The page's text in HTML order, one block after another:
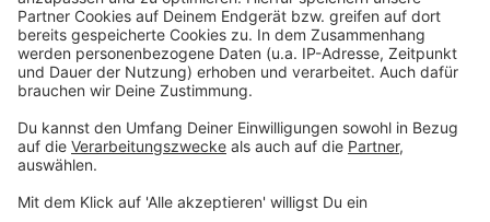
Die ausfühliche Meldung von ImmoScout24
Wohnungsmangel treibt Mieten
Ca. 8000 neue Wohnungen geplant
Anzeige